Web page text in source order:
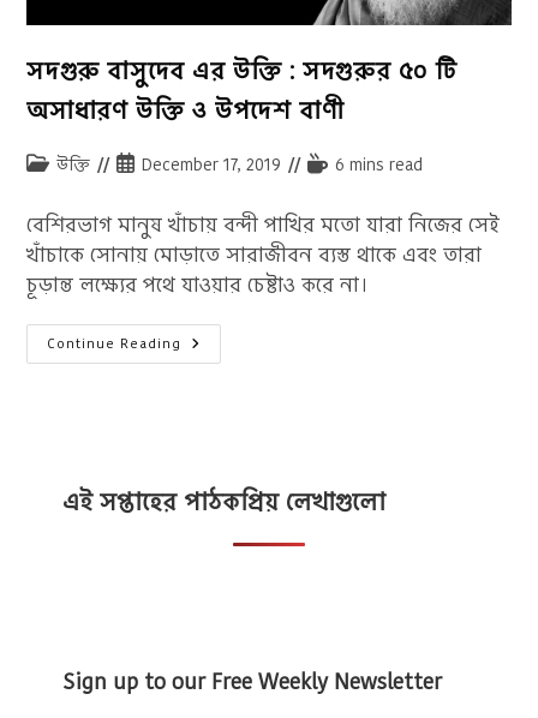
সদগুরু বাসুদেব এর উক্তি : সদগুরুর ৫০ টি
অসাধারণ উক্তি ও উপদেশ বাণী
Postউক্তি
PostDecember 17, 2019
Reading6 mins read
বেশিরভাগ মানুষ খাঁচায় বন্দী পাখির মতো যারা নিজের সেই
খাঁচাকে সোনায় মোড়াতে সারাজীবন ব্যস্ত থাকে এবং তারা
চূড়ান্ত লক্ষ্যের পথে যাওয়ার চেষ্টাও করে না।
Continue Reading সদগুরু
বাসুদেব
উক্তি
ও
এই সপ্তাহের পাঠকপ্রিয় লেখাগুলো
Sign up to our Free Weekly Newsletter